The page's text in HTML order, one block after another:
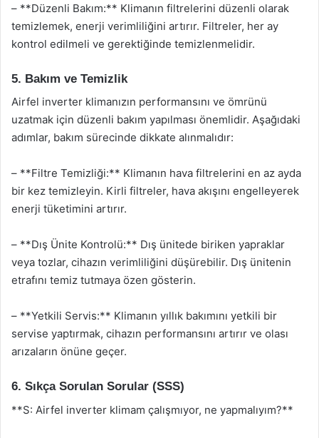
– **Düzenli Bakım:** Klimanın filtrelerini düzenli olarak
temizlemek, enerji verimliliğini artırır. Filtreler, her ay
kontrol edilmeli ve gerektiğinde temizlenmelidir.
5. Bakım ve Temizlik
Airfel inverter klimanızın performansını ve ömrünü
uzatmak için düzenli bakım yapılması önemlidir. Aşağıdaki
adımlar, bakım sürecinde dikkate alınmalıdır:
– **Filtre Temizliği:** Klimanın hava filtrelerini en az ayda
bir kez temizleyin. Kirli filtreler, hava akışını engelleyerek
enerji tüketimini artırır.
– **Dış Ünite Kontrolü:** Dış ünitede biriken yapraklar
veya tozlar, cihazın verimliliğini düşürebilir. Dış ünitenin
etrafını temiz tutmaya özen gösterin.
– **Yetkili Servis:** Klimanın yıllık bakımını yetkili bir
servise yaptırmak, cihazın performansını artırır ve olası
arızaların önüne geçer.
6. Sıkça Sorulan Sorular (SSS)
**S: Airfel inverter klimam çalışmıyor, ne yapmalıyım?**